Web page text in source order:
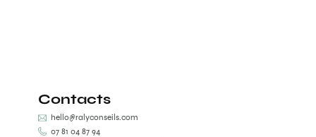
Contacts
hello@ralyconseils.com
07 81 04 87 94